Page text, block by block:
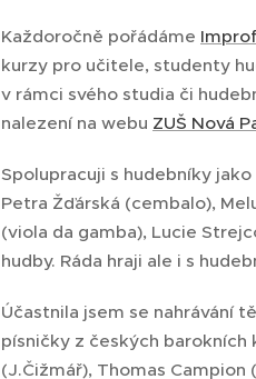
Každoročně pořádáme
kurzy pro učitele, studenty
v rámci svého studia či
nalezení na webu ZUŠ Nová
Spolupracuji s hudebníky
Petra Žďárská (cembalo),
(viola da gamba), Lucie
hudby. Ráda hraji ale i s
Účastnila jsem se nahrávání
písničky z českých barokních
(J.Čižmář), Thomas